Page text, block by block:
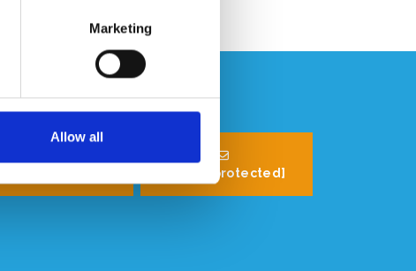
Marketing
Allow all
[email protected]